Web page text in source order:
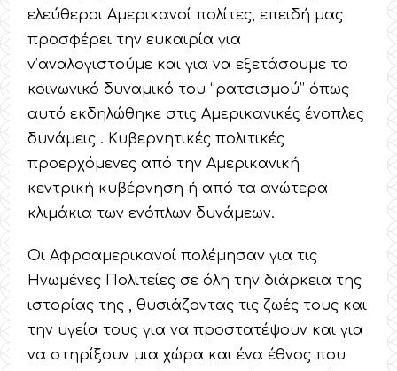
ελεύθεροι Αμερικανοί πολίτες, επειδή μας
προσφέρει την ευκαιρία για
ν’αναλογιστούμε και για να εξετάσουμε το
κοινωνικό δυναμικό του ‘’ρατσισμού’’ όπως
αυτό εκδηλώθηκε στις Αμερικανικές ένοπλες
δυνάμεις . Κυβερνητικές πολιτικές
προερχόμενες από την Αμερικανική
κεντρική κυβέρνηση ή από τα ανώτερα
κλιμάκια των ενόπλων δυνάμεων.
Οι Αφροαμερικανοί πολέμησαν για τις
Ηνωμένες Πολιτείες σε όλη την διάρκεια της
ιστορίας της , θυσιάζοντας τις ζωές τους και
την υγεία τους για να προστατέψουν και για
να στηρίξουν μια χώρα και ένα έθνος που